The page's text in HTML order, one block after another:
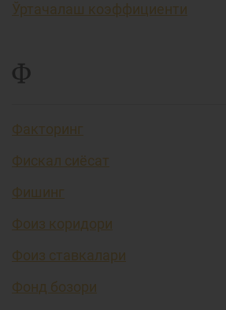
Ўртачалаш коэффициенти
Ф
Факторинг
Фискал сиёсат
Фишинг
Фоиз коридори
Фоиз ставкалари
Фонд бозори